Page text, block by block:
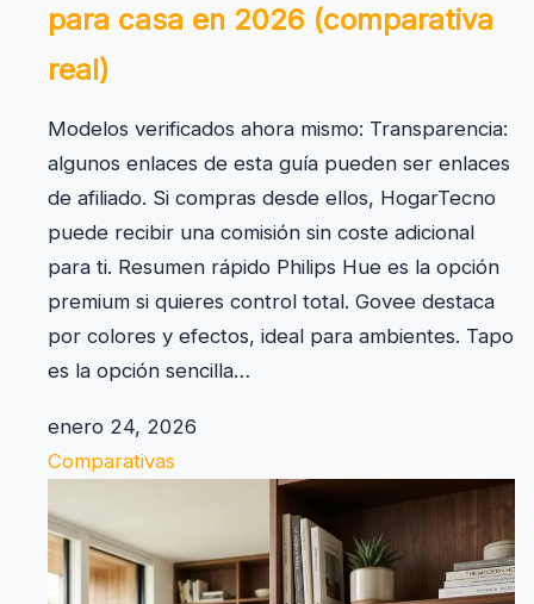
para casa en 2026 (comparativa
real)
Modelos verificados ahora mismo: Transparencia:
algunos enlaces de esta guía pueden ser enlaces
de afiliado. Si compras desde ellos, HogarTecno
puede recibir una comisión sin coste adicional
para ti. Resumen rápido Philips Hue es la opción
premium si quieres control total. Govee destaca
por colores y efectos, ideal para ambientes. Tapo
es la opción sencilla…
enero 24, 2026
Comparativas